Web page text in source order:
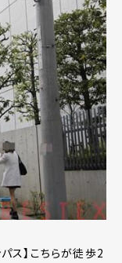
ス】こちらが徒歩2